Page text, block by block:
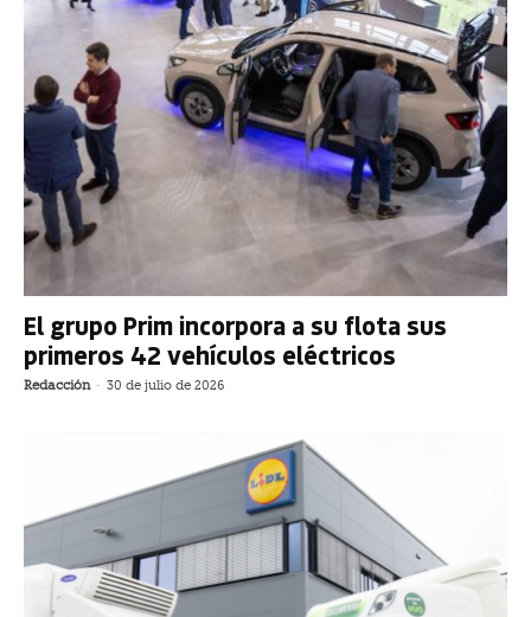
El grupo Prim incorpora a su flota sus
primeros 42 vehículos eléctricos
Redacción - 30 de julio de 2026